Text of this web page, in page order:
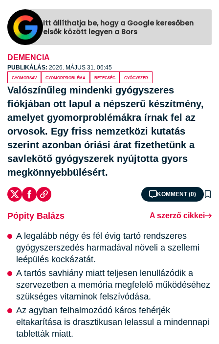
Itt állíthatja be, hogy a Google keresőben
elsők között legyen a Bors
DEMENCIA
PUBLIKÁLÁS: 2026. MÁJUS 31. 06:45
gyomorsav
gyomorprobléma betegség gyógyszer
Valószínűleg mindenki gyógyszeres
fiókjában ott lapul a népszerű készítmény,
amelyet gyomorproblémákra írnak fel az
orvosok. Egy friss nemzetközi kutatás
szerint azonban óriási árat fizethetünk a
savlekötő gyógyszerek nyújtotta gyors
megkönnyebbülésért.
KOMMENT (0)
Pópity Balázs A szerző cikkei
A legalább négy és fél évig tartó rendszeres
gyógyszerszedés harmadával növeli a szellemi
leépülés kockázatát.
A tartós savhiány miatt teljesen lenullázódik a
szervezetben a memória megfelelő működéséhez
szükséges vitaminok felszívódása.
Az agyban felhalmozódó káros fehérjék
eltakarítása is drasztikusan lelassul a mindennapi
tabletták miatt.